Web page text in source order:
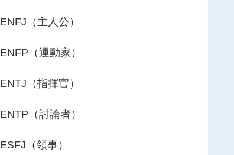
ENFJ（主人公）
ENFP（運動家）
ENTJ（指揮官）
ENTP（討論者）
ESFJ（領事）